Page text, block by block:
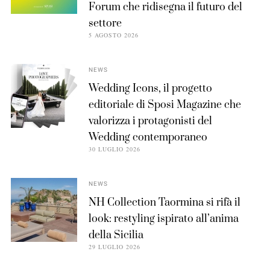
Forum che ridisegna il futuro del
settore
5 AGOSTO 2026
NEWS
Wedding Icons, il progetto
editoriale di Sposi Magazine che
valorizza i protagonisti del
Wedding contemporaneo
30 LUGLIO 2026
NEWS
NH Collection Taormina si rifà il
look: restyling ispirato all’anima
della Sicilia
29 LUGLIO 2026